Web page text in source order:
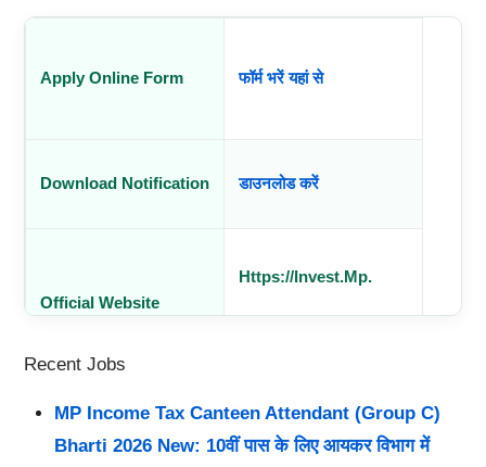
Apply Online Form फॉर्म भरें यहां से
Download Notification डाउनलोड करें
Official Website
Https://invest.mp.
Recent Jobs
MP Income Tax Canteen Attendant (Group C)
Bharti 2026 New: 10वीं पास के लिए आयकर विभाग में